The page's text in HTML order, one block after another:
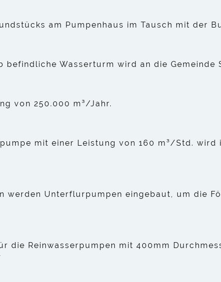
am Pumpenhaus im Tausch mit der
befindliche Wasserturm wird an die Gemeinde
von 250.000 m³/Jahr.
mit einer Leistung von 160 m³/Std. wird
werden Unterflurpumpen eingebaut, um die
die Reinwasserpumpen mit 400mm